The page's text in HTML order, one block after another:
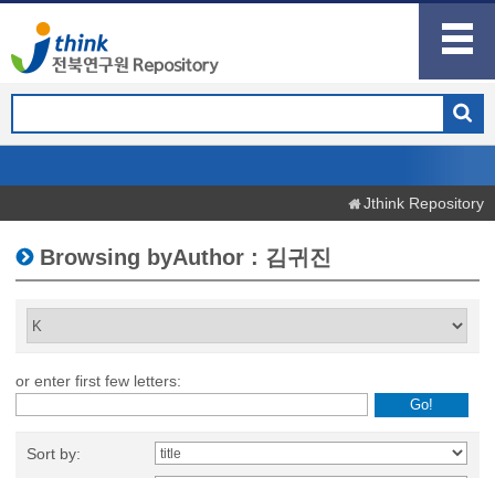
Jthink Repository
Browsing byAuthor : 김귀진
or enter first few letters:
Sort by: